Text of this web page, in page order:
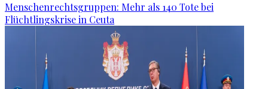
Menschenrechtsgruppen: Mehr als 140 Tote bei
Flüchtlingskrise in Ceuta